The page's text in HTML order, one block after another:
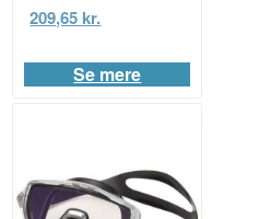
209,65 kr.
Se mere